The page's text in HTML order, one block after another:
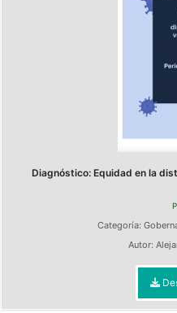
Diagnóstico: Equidad en la
Categoría:
Autor: